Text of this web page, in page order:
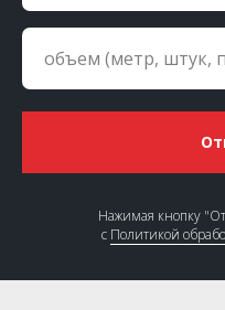
Нажимая кнопку
с Политикой